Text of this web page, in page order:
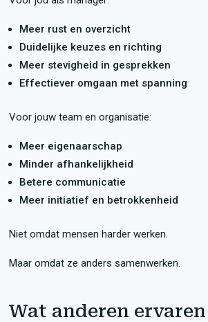
Meer rust en overzicht
Duidelijke keuzes en richting
Meer stevigheid in gesprekken
Effectiever omgaan met spanning
Voor jouw team en organisatie:
Meer eigenaarschap
Minder afhankelijkheid
Betere communicatie
Meer initiatief en betrokkenheid
Niet omdat mensen harder werken.
Maar omdat ze anders samenwerken.
Wat anderen ervaren